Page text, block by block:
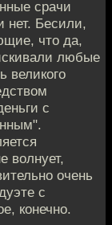
срачи
нет. Бесили,
что да,
любые
великого
с
волнует,
очень
с
конечно.